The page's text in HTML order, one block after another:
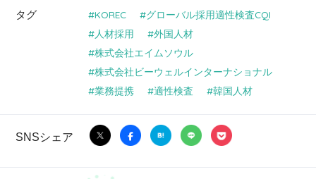
タグ KOREC
グローバル採用適性検査CQI
人材採用
外国人材
株式会社エイムソウル
株式会社ビーウェルインターナショナル
業務提携
適性検査 韓国人材
SNSシェア